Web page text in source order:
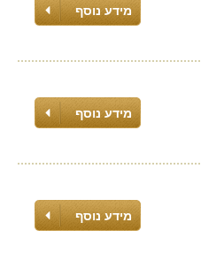
מידע נוסף
מידע נוסף
מידע נוסף